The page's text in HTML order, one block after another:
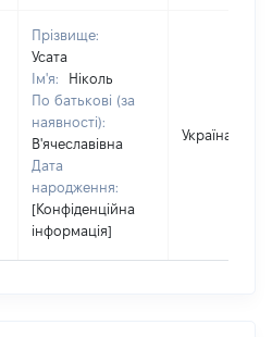
Прізвище:
Усата
Ім'я:
Ніколь
По батькові (за
наявності):
В'ячеславівна
Дата
народження:
[Конфіденційна
інформація]
Україна